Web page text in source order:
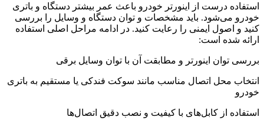
استفاده درست از اینورتر خودرو باعث عمر بیشتر دستگاه و باتری
خودرو می‌شود. باید مشخصات و توان دستگاه و وسایل را بررسی
کنید و اصول ایمنی را رعایت کنید. در ادامه مراحل اصلی استفاده
ارائه شده است:
بررسی توان اینورتر و مطابقت آن با توان وسایل برقی
انتخاب محل اتصال مناسب مانند سوکت فندکی یا مستقیم به باتری
خودرو
استفاده از کابل‌های با کیفیت و نصب دقیق اتصال‌ها